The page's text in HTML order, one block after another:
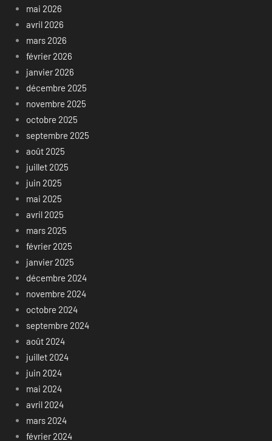
mai 2026
avril 2026
mars 2026
février 2026
janvier 2026
décembre 2025
novembre 2025
octobre 2025
septembre 2025
août 2025
juillet 2025
juin 2025
mai 2025
avril 2025
mars 2025
février 2025
janvier 2025
décembre 2024
novembre 2024
octobre 2024
septembre 2024
août 2024
juillet 2024
juin 2024
mai 2024
avril 2024
mars 2024
février 2024